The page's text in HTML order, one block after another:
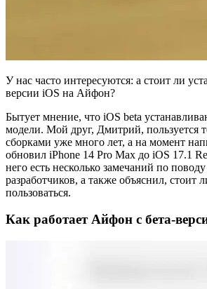
У нас часто интересуются: а стоит ли
версии iOS на Айфон?
Бытует мнение, что iOS beta
модели. Мой друг, Дмитрий, пользуется
сборками уже много лет, а на момент
обновил iPhone 14 Pro Max до iOS 17.1
него есть несколько замечаний по
разработчиков, а также объяснил, стоит
пользоваться.
Как работает Айфон с бета-